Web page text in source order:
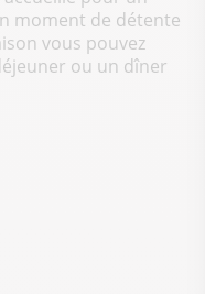
moment de détente
vous pouvez
ou un dîner